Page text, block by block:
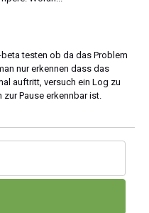
testen ob da das Problem
nur erkennen dass das
auftritt, versuch ein Log zu
Pause erkennbar ist.